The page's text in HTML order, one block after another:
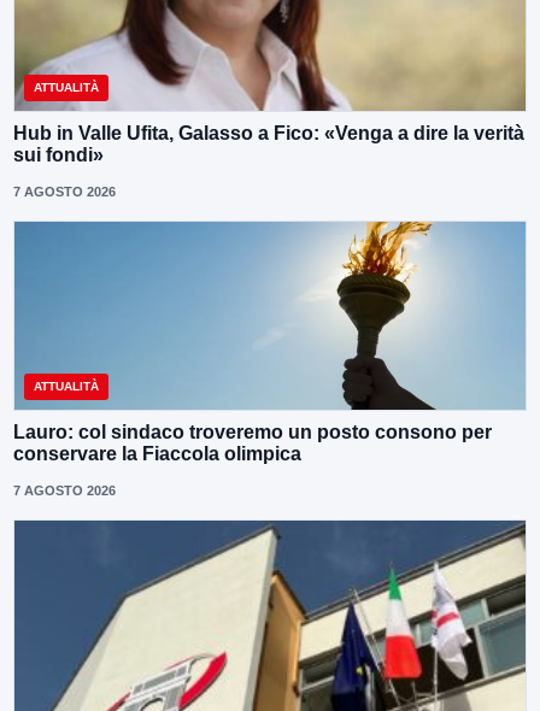
ATTUALITÀ
Hub in Valle Ufita, Galasso a Fico: «Venga a dire la verità
sui fondi»
7 AGOSTO 2026
ATTUALITÀ
Lauro: col sindaco troveremo un posto consono per
conservare la Fiaccola olimpica
7 AGOSTO 2026